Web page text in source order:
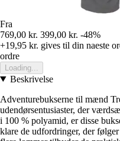
Fra
769,00 kr. 399,00 kr. -48%
+19,95 kr. gives til din naeste
ordre
Loading...
Beskrivelse
Adventurebukserne til mænd
udendørsentusiaster, der
i 100 % polyamid, er disse
klare de udfordringer, der